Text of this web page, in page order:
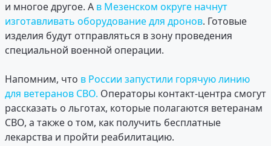
и многое другое. А в Мезенском округе начнут
изготавливать оборудование для дронов. Готовые
изделия будут отправляться в зону проведения
специальной военной операции.
Напомним, что в России запустили горячую линию
для ветеранов СВО. Операторы контакт-центра смогут
рассказать о льготах, которые полагаются ветеранам
СВО, а также о том, как получить бесплатные
лекарства и пройти реабилитацию.